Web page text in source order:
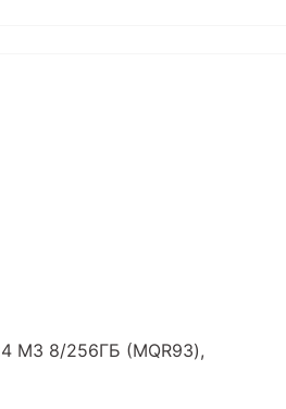
M3 8/256ГБ (MQR93),